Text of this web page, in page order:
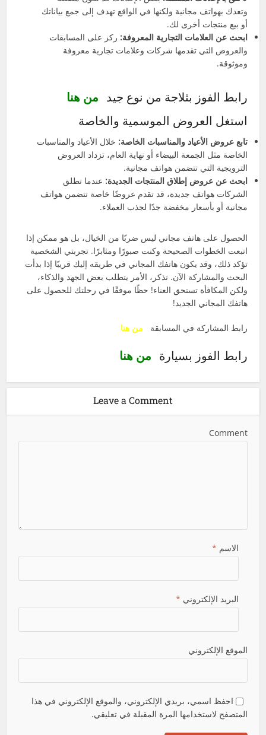
وتعدك بهواتف مجانية ولكنها في الواقع تهدف إلى جمع بياناتك
أو بيع منتجات أخرى لك.
ابحث عن العلامات التجارية المعروفة: ركز على المسابقات
والعروض التي تقدمها شركات وعلامات تجارية معروفة
وموثوقة.
رابط الفوز بثلاجة من نوع جيد من هنا
استغل العروض الموسمية والخاصة
تابع عروض الأعياد والمناسبات الخاصة: خلال الأعياد والمناسبات
الخاصة مثل الجمعة البيضاء أو نهاية العام، تزداد العروض
الترويجية التي تتضمن هواتف مجانية.
ابحث عن عروض إطلاق المنتجات الجديدة: عندما تطلق
الشركات هواتف جديدة، قد تقدم عروضًا خاصة تتضمن هواتف
مجانية أو بأسعار مخفضة جدًا لجذب العملاء.
الحصول على هاتف مجاني ليس ضربًا من الخيال، بل هو ممكن إذا
اتبعت الخطوات الصحيحة وكنت صبورًا ومثابرًا. تجربتي الشخصية
تؤكد ذلك، وقد يكون هاتفك المجاني في طريقه إليك قريبًا إذا بدأت
البحث والمشاركة الآن. تذكر، الأمر يتطلب بعض الجهد والذكاء،
ولكن المكافأة تستحق العناء! حظًا موفقًا في رحلتك للحصول على
هاتفك المجاني الجديد!
رابط المشاركة في المسابقة من هنا
رابط الفوز بسيارة من هنا
Leave a Comment
Comment
الاسم *
البريد الإلكتروني *
الموقع الإلكتروني
احفظ اسمي، بريدي الإلكتروني، والموقع الإلكتروني في هذا
المتصفح لاستخدامها المرة المقبلة في تعليقي.